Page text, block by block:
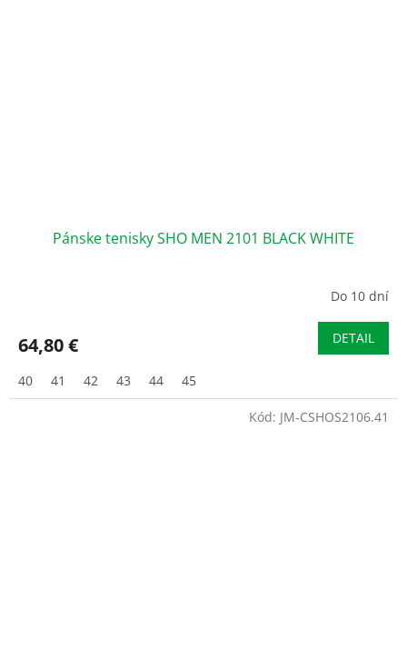
Pánske tenisky SHO MEN 2101 BLACK WHITE
Do 10 dní
64,80 € DETAIL
40 41 42 43 44 45
Kód: JM-CSHOS2106.41